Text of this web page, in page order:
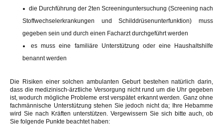
die Durchführung der 2ten Screeninguntersuchung (Screening nach
Stoffwechselerkrankungen und Schilddrüsenunterfunktion) muss
gegeben sein und durch einen Facharzt durchgeführt werden
es muss eine familiäre Unterstützung oder eine Haushaltshilfe
benannt werden
Die Risiken einer solchen ambulanten Geburt bestehen natürlich darin,
dass die medizinisch-ärztliche Versorgung nicht rund um die Uhr gegeben
ist, wodurch mögliche Probleme erst verspätet erkannt werden. Ganz ohne
fachmännische Unterstützung stehen Sie jedoch nicht da; Ihre Hebamme
wird Sie nach Kräften unterstützen. Vergewissern Sie sich bitte auch, ob
Sie folgende Punkte beachtet haben: